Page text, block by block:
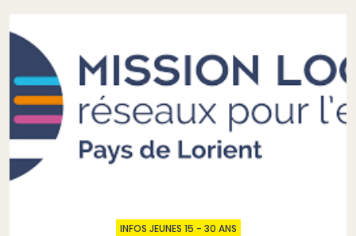
INFOS JEUNES 15 - 30 ANS